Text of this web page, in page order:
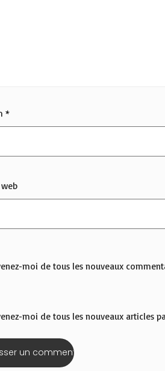
*
moi de tous les nouveaux
moi de tous les nouveaux articles